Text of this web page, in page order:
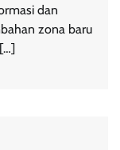
dan
zona baru